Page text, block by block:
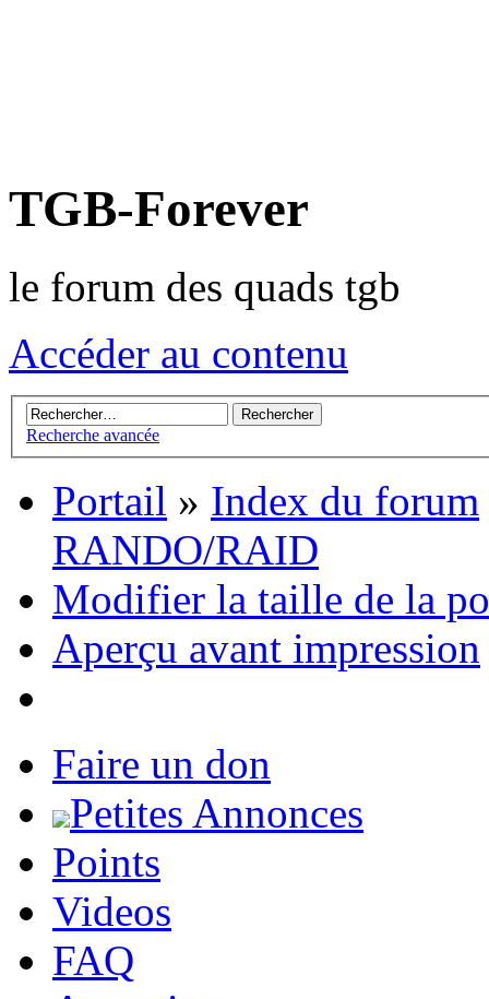
TGB-Forever
le forum des quads tgb
Accéder au contenu
Recherche avancée
Portail » Index du forum
RANDO/RAID
Modifier la taille de la
Aperçu avant impression
Faire un don
Petites Annonces
Points
Videos
FAQ